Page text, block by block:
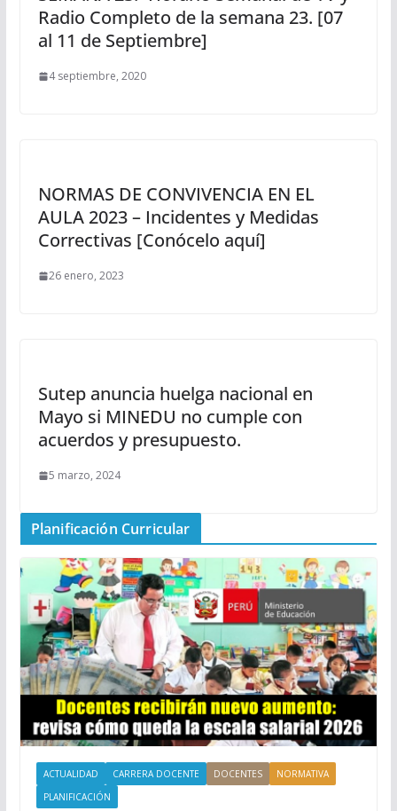
Radio Completo de la semana 23. [07
al 11 de Septiembre]
4 septiembre, 2020
NORMAS DE CONVIVENCIA EN EL
AULA 2023 – Incidentes y Medidas
Correctivas [Conócelo aquí]
26 enero, 2023
Sutep anuncia huelga nacional en
Mayo si MINEDU no cumple con
acuerdos y presupuesto.
5 marzo, 2024
Planificación Curricular
ACTUALIDAD CARRERA DOCENTE DOCENTES
NORMATIVA
PLANIFICACIÓN